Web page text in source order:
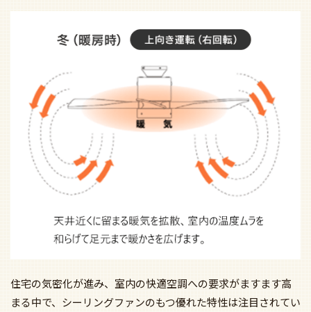
住宅の気密化が進み、室内の快適空調への要求がますます高
まる中で、シーリングファンのもつ優れた特性は注目されてい